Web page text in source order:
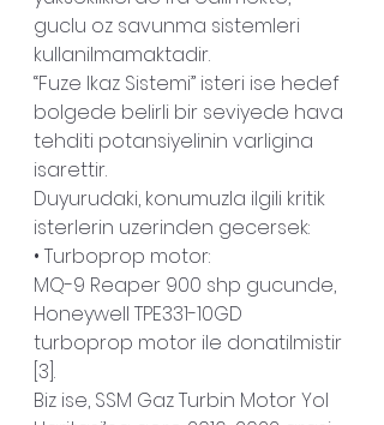
guclu oz savunma sistemleri
kullanilmamaktadir.
“Fuze Ikaz Sistemi” isteri ise hedef
bolgede belirli bir seviyede hava
tehditi potansiyelinin varligina
isarettir.
Duyurudaki, konumuzla ilgili kritik
isterlerin uzerinden gecersek:
• Turboprop motor:
MQ-9 Reaper 900 shp gucunde,
Honeywell TPE331-10GD
turboprop motor ile donatilmistir
[3].
Biz ise, SSM Gaz Turbin Motor Yol